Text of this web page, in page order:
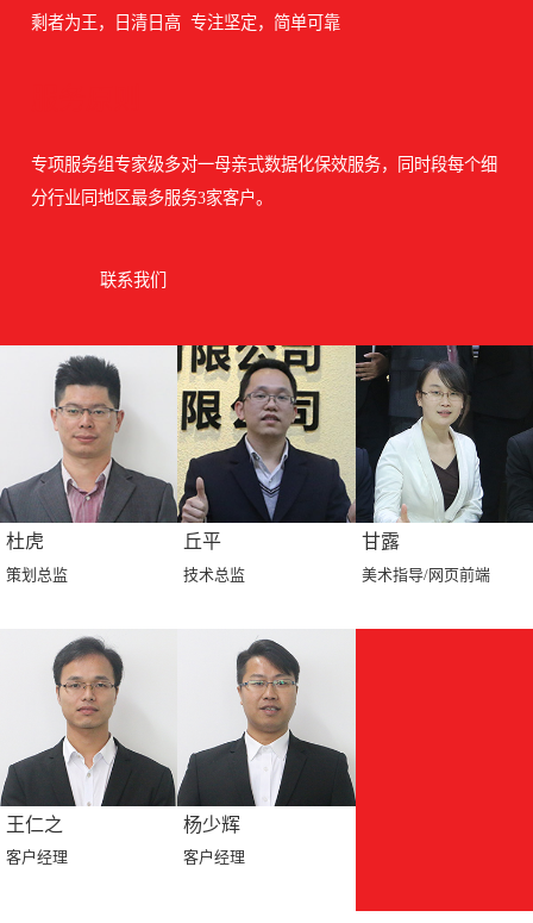
剩者为王，日清日高 专注坚定，简单可靠
专项服务组专家级多对一母亲式数据化保效服务，同时段每个细
分行业同地区最多服务3家客户。
联系我们
杜虎
策划总监
丘平
技术总监
甘露
美术指导/网页前端
王仁之
客户经理
杨少辉
客户经理